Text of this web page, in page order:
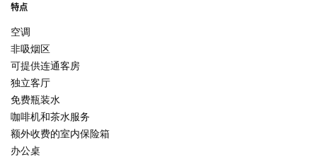
特点
空调
非吸烟区
可提供连通客房
独立客厅
免费瓶装水
咖啡机和茶水服务
额外收费的室内保险箱
办公桌